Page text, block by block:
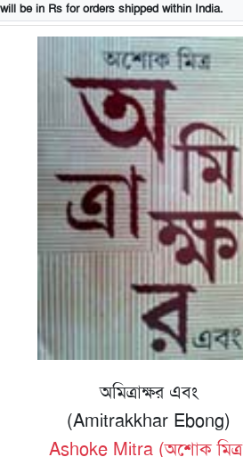
be in Rs for orders shipped within India.
অমিত্রাক্ষর এবং
(Amitrakkhar Ebong)
Ashoke Mitra (অশোক